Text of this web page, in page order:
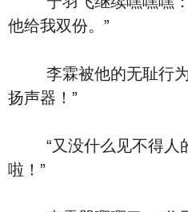
他给我双份。”
李霖被他的无耻行为
扬声器！”
“又没什么见不得人
啦！”